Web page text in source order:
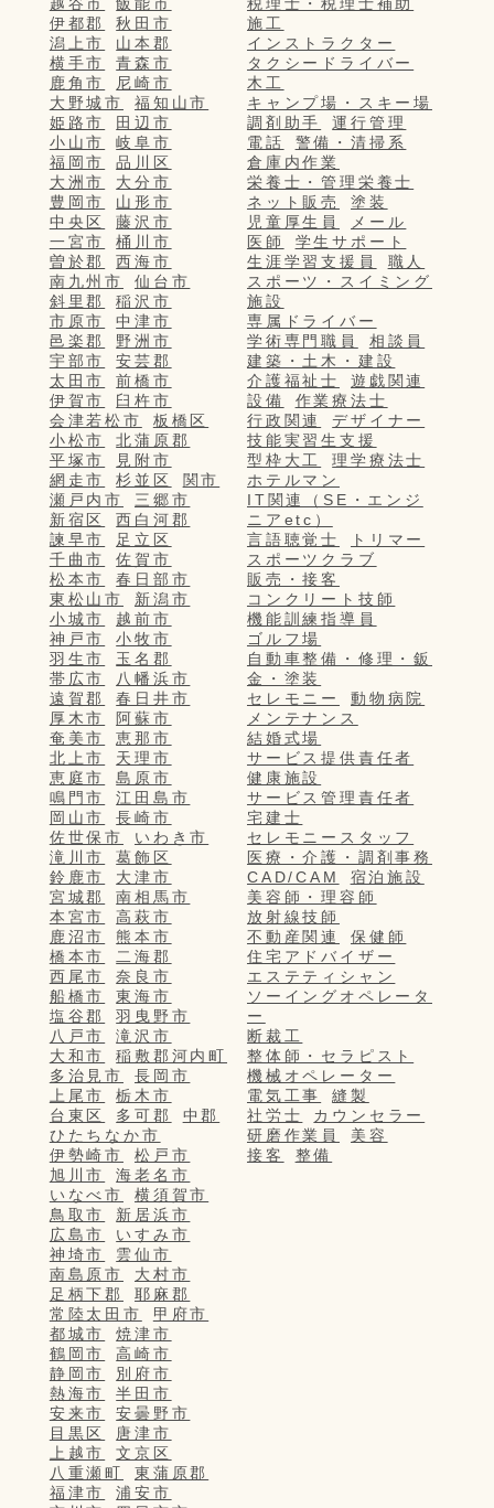
伊都郡
秋田市
潟上市
山本郡
横手市
青森市
鹿角市
尼崎市
大野城市
福知山市
姫路市
田辺市
小山市
岐阜市
福岡市
品川区
大洲市
大分市
豊岡市
山形市
中央区
藤沢市
一宮市
桶川市
曽於郡
西海市
南九州市
仙台市
斜里郡
稲沢市
市原市
中津市
邑楽郡
野洲市
宇部市
安芸郡
太田市
前橋市
伊賀市
臼杵市
会津若松市
板橋区
小松市
北蒲原郡
平塚市
見附市
網走市
杉並区
関市
瀬戸内市
三郷市
新宿区
西白河郡
諫早市
足立区
千曲市
佐賀市
松本市
春日部市
東松山市
新潟市
小城市
越前市
神戸市
小牧市
羽生市
玉名郡
帯広市
八幡浜市
遠賀郡
春日井市
厚木市
阿蘇市
奄美市
恵那市
北上市
天理市
恵庭市
島原市
鳴門市
江田島市
岡山市
長崎市
佐世保市
いわき市
滝川市
葛飾区
鈴鹿市
大津市
宮城郡
南相馬市
本宮市
高萩市
鹿沼市
熊本市
橋本市
二海郡
西尾市
奈良市
船橋市
東海市
塩谷郡
羽曳野市
八戸市
滝沢市
大和市
稲敷郡河内町
多治見市
長岡市
上尾市
栃木市
台東区
多可郡
中郡
ひたちなか市
伊勢崎市
松戸市
旭川市
海老名市
いなべ市
横須賀市
鳥取市
新居浜市
広島市
いすみ市
神埼市
雲仙市
南島原市
大村市
足柄下郡
耶麻郡
常陸太田市
甲府市
都城市
焼津市
鶴岡市
高崎市
静岡市
別府市
熱海市
半田市
安来市
安曇野市
目黒区
唐津市
上越市
文京区
八重瀬町
東蒲原郡
福津市
浦安市
施工
インストラクター
タクシードライバー
木工
キャンプ場・スキー場
調剤助手
運行管理
電話
警備・清掃系
倉庫内作業
栄養士・管理栄養士
ネット販売
塗装
児童厚生員
メール
医師
学生サポート
生涯学習支援員
職人
スポーツ・スイミング
施設
専属ドライバー
学術専門職員
相談員
建築・土木・建設
介護福祉士
遊戯関連
設備
作業療法士
行政関連
デザイナー
技能実習生支援
型枠大工
理学療法士
ホテルマン
IT関連（SE・エンジ
ニアetc）
言語聴覚士
トリマー
スポーツクラブ
販売・接客
コンクリート技師
機能訓練指導員
ゴルフ場
自動車整備・修理・鈑
金・塗装
セレモニー
動物病院
メンテナンス
結婚式場
サービス提供責任者
健康施設
サービス管理責任者
宅建士
セレモニースタッフ
医療・介護・調剤事務
CAD/CAM
宿泊施設
美容師・理容師
放射線技師
不動産関連
保健師
住宅アドバイザー
エステティシャン
ソーイングオペレータ
ー
断裁工
整体師・セラピスト
機械オペレーター
電気工事
縫製
社労士
カウンセラー
研磨作業員
美容
接客
整備